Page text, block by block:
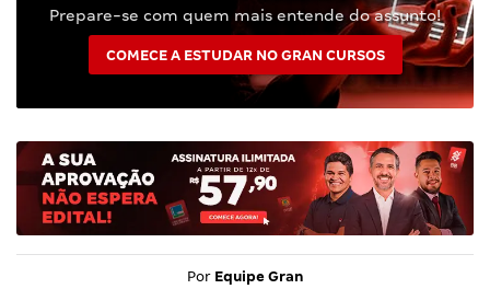
Prepare-se com quem mais entende do assunto!
COMECE A ESTUDAR NO GRAN CURSOS
Por Equipe Gran